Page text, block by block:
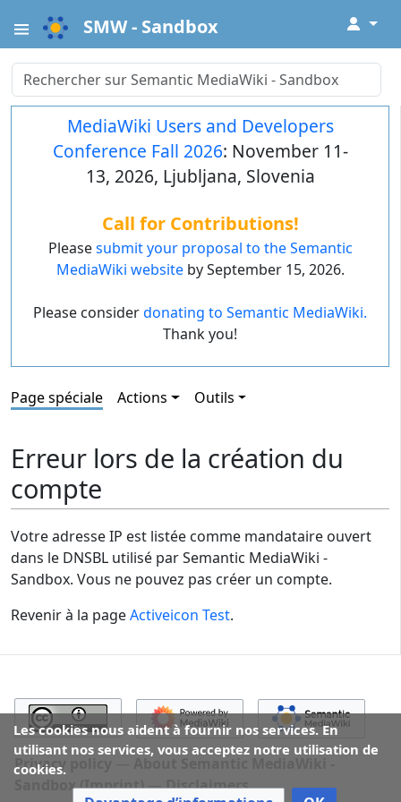
SMW - Sandbox ↓
MediaWiki Users and Developers
Conference Fall 2026: November 11-
13, 2026, Ljubljana, Slovenia
Call for Contributions!
Pleasesubmit your proposal to the Semantic
MediaWiki websiteby September 15, 2026.
Please considerdonating to Semantic MediaWiki.
Thank you!
Page spéciale Actions Outils
Erreur lors de la création du
compte
Votre adresse IP est listée comme mandataire ouvert
dans le DNSBL utilisé par Semantic MediaWiki -
Sandbox. Vous ne pouvez pas créer un compte.
Revenir à la pageActiveicon Test.
Les cookies nous aident à fournir nos services. En
utilisant nos services, vous acceptez notre utilisation de
cookies.
Privacy policy
About Semantic MediaWiki -
Sandbox (Imprint)
Disclaimers